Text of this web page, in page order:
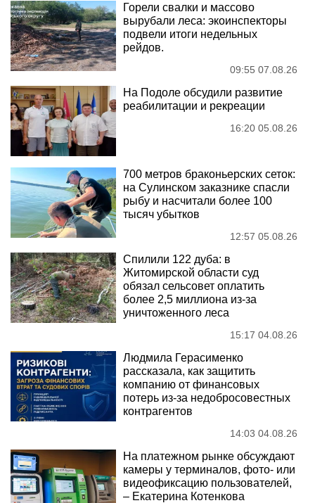
Горели свалки и массово
вырубали леса: экоинспекторы
подвели итоги недельных
рейдов.
09:55 07.08.26
На Подоле обсудили развитие
реабилитации и рекреации
16:20 05.08.26
700 метров браконьерских сеток:
на Сулинском заказнике спасли
рыбу и насчитали более 100
тысяч убытков
12:57 05.08.26
Спилили 122 дуба: в
Житомирской области суд
обязал сельсовет оплатить
более 2,5 миллиона из-за
уничтоженного леса
15:17 04.08.26
Людмила Герасименко
рассказала, как защитить
компанию от финансовых
потерь из-за недобросовестных
контрагентов
14:03 04.08.26
На платежном рынке обсуждают
камеры у терминалов, фото- или
видеофиксацию пользователей,
– Екатерина Котенкова